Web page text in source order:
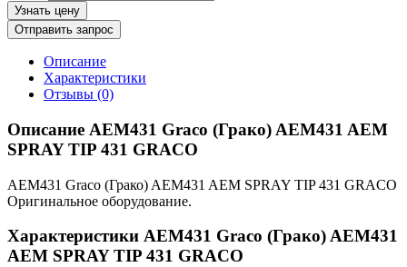
Узнать цену
Отправить запрос
Описание
Характеристики
Отзывы (0)
Описание AEM431 Graco (Грако) AEM431 AEM
SPRAY TIP 431 GRACO
AEM431 Graco (Грако) AEM431 AEM SPRAY TIP 431 GRACO
Оригинальное оборудование.
Характеристики AEM431 Graco (Грако) AEM431
AEM SPRAY TIP 431 GRACO